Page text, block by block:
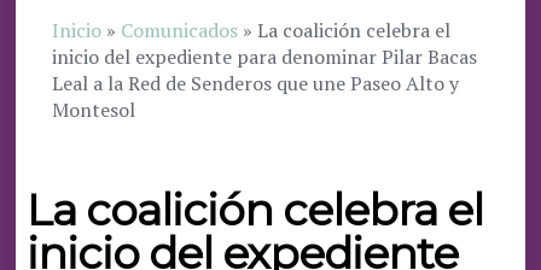
Inicio » Comunicados »La coalición celebra el
inicio del expediente para denominar Pilar Bacas
Leal a la Red de Senderos que une Paseo Alto y
Montesol
La coalición celebra el
inicio del expediente